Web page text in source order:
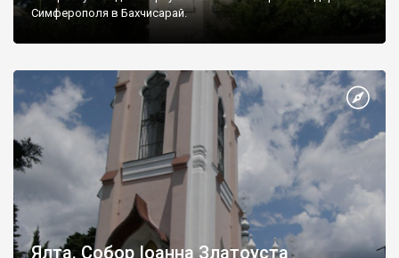
Симферополя в Бахчисарай.
Ялта. Собор Іоанна Златоуста